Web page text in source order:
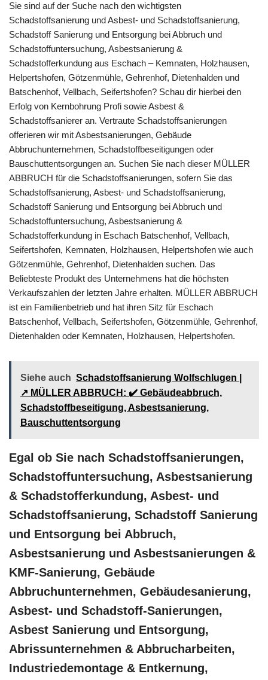
Sie sind auf der Suche nach den wichtigsten
Schadstoffsanierung und Asbest- und Schadstoffsanierung,
Schadstoff Sanierung und Entsorgung bei Abbruch und
Schadstoffuntersuchung, Asbestsanierung &
Schadstofferkundung aus Eschach – Kemnaten, Holzhausen,
Helpertshofen, Götzenmühle, Gehrenhof, Dietenhalden und
Batschenhof, Vellbach, Seifertshofen? Schau dir hierbei den
Erfolg von Kernbohrung Profi sowie Asbest &
Schadstoffsanierer an. Vertraute Schadstoffsanierungen
offerieren wir mit Asbestsanierungen, Gebäude
Abbruchunternehmen, Schadstoffbeseitigungen oder
Bauschuttentsorgungen an. Suchen Sie nach dieser MÜLLER
ABBRUCH für die Schadstoffsanierungen, sofern Sie das
Schadstoffsanierung, Asbest- und Schadstoffsanierung,
Schadstoff Sanierung und Entsorgung bei Abbruch und
Schadstoffuntersuchung, Asbestsanierung &
Schadstofferkundung in Eschach Batschenhof, Vellbach,
Seifertshofen, Kemnaten, Holzhausen, Helpertshofen wie auch
Götzenmühle, Gehrenhof, Dietenhalden suchen. Das
Beliebteste Produkt des Unternehmens hat die höchsten
Verkaufszahlen der letzten Jahre erhalten. MÜLLER ABBRUCH
ist ein Familienbetrieb und hat ihren Sitz für Eschach
Batschenhof, Vellbach, Seifertshofen, Götzenmühle, Gehrenhof,
Dietenhalden oder Kemnaten, Holzhausen, Helpertshofen.
Siehe auch Schadstoffsanierung Wolfschlugen |
↗️ MÜLLER ABBRUCH: ✔️ Gebäudeabbruch,
Schadstoffbeseitigung, Asbestsanierung,
Bauschuttentsorgung
Egal ob Sie nach Schadstoffsanierungen,
Schadstoffuntersuchung, Asbestsanierung
& Schadstofferkundung, Asbest- und
Schadstoffsanierung, Schadstoff Sanierung
und Entsorgung bei Abbruch,
Asbestsanierung und Asbestsanierungen &
KMF-Sanierung, Gebäude
Abbruchunternehmen, Gebäudesanierung,
Asbest- und Schadstoff-Sanierungen,
Asbest Sanierung und Entsorgung,
Abrissunternehmen & Abbrucharbeiten,
Industriedemontage & Entkernung,